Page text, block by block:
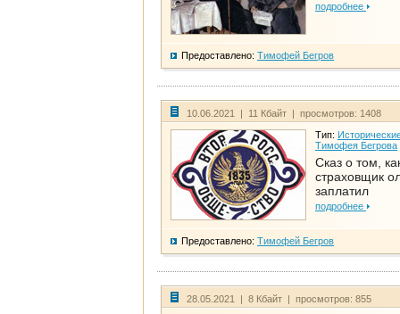
подробнее
Предоставлено: Тимофей Бегров
10.06.2021 | 11 Кбайт | просмотров: 1408
Тип:
Тимофея Бегрова
Сказ о том,
страховщик
заплатил
подробнее
Предоставлено: Тимофей Бегров
28.05.2021 | 8 Кбайт | просмотров: 855